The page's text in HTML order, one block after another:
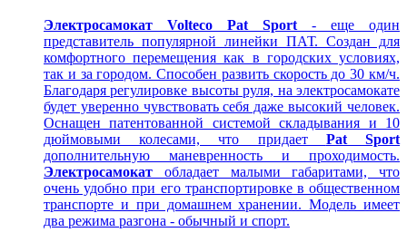
Электросамокат Volteco Pat Sport - еще один
представитель популярной линейки ПАТ. Создан для
комфортного перемещения как в городских условиях,
так и за городом. Способен развить скорость до 30 км/ч.
Благодаря регулировке высоты руля, на электросамокате
будет уверенно чувствовать себя даже высокий человек.
Оснащен патентованной системой складывания и 10
дюймовыми колесами, что придает Pat Sport
дополнительную маневренность и проходимость.
Электросамокат обладает малыми габаритами, что
очень удобно при его транспортировке в общественном
транспорте и при домашнем хранении. Модель имеет
два режима разгона - обычный и спорт.